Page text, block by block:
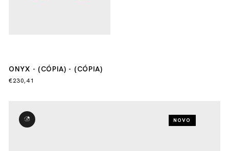
ONYX - (CÓPIA) - (CÓPIA)
€230,41
NOVO